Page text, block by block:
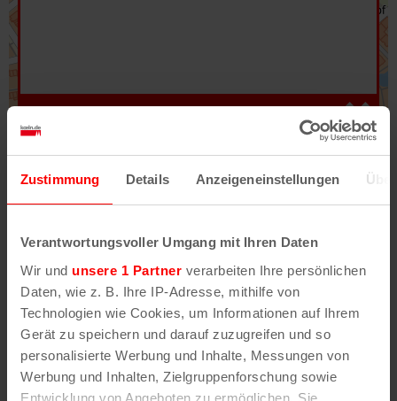
Zustimmung Details Anzeigeneinstellungen
Verantwortungsvoller Umgang mit Ihren Daten
Wir und unsere 1 Partner verarbeiten Ihre persönlichen
Daten, wie z. B. Ihre IP-Adresse, mithilfe von
Technologien wie Cookies, um Informationen auf Ihrem
Gerät zu speichern und darauf zuzugreifen und so
personalisierte Werbung und Inhalte, Messungen von
Werbung und Inhalten, Zielgruppenforschung sowie
Entwicklung von Angeboten zu ermöglichen. Sie
Fehler/Problem melden
Darstellung des RVR-Kartenwerks
Stadtplanwerk
erhältst Du unsere koeln.de-Karte mit vielen
weiteren Details wie z.B. Hausnummern.
Unser Stadtplan basiert auf Daten des
OpenStreetMap
-Projekts (
© OpenStreetMap
Mitwirkende
) und von OpenCycleMap.org